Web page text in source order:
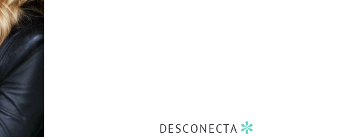
DESCONECTA